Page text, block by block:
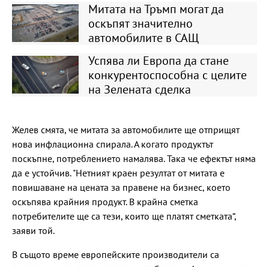
Митата на Тръмп могат да
оскъпят значително
автомобилите в САЩ
Успява ли Европа да стане
конкурентоспособна с целите
на Зелената сделка
Желев смята, че митата за автомобилите ще отприщят
нова инфлационна спирала. А когато продуктът
поскъпне, потреблението намалява. Така че ефектът няма
да е устойчив. "Нетният краен резултат от митата е
повишаване на цената за правене на бизнес, което
оскъпява крайния продукт. В крайна сметка
потребителите ще са тези, които ще платят сметката“,
заяви той.
В същото време европейските производители са